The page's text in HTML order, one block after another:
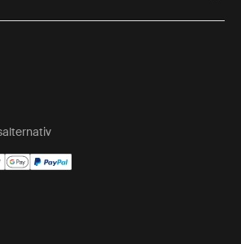
Facebook (external link)
on Instagram (external link)
Thule on Youtube (external